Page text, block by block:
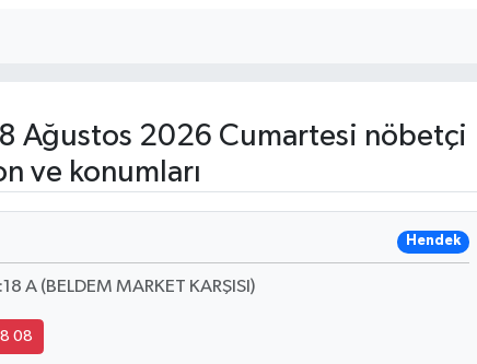
Ağustos 2026 Cumartesi nöbetçi
ve konumları
Hendek
A (BELDEM MARKET KARŞISI)
08